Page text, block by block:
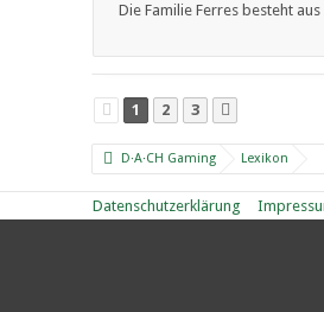
Die Familie Ferres besteht
1 2 3
D·A·CH Gaming Lexikon
Datenschutzerklärung